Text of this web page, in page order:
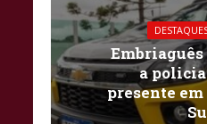
a
presente